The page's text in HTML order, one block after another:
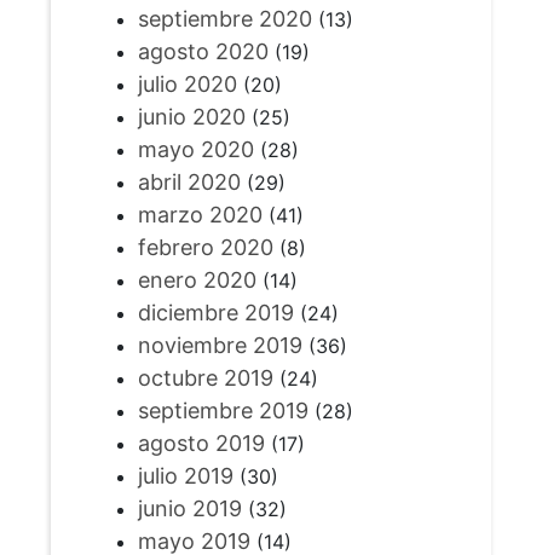
septiembre 2020(13)
agosto 2020(19)
julio 2020(20)
junio 2020(25)
mayo 2020(28)
abril 2020(29)
marzo 2020(41)
febrero 2020(8)
enero 2020(14)
diciembre 2019 (24)
noviembre 2019 (36)
octubre 2019 (24)
septiembre 2019 (28)
agosto 2019 (17)
julio 2019 (30)
junio 2019 (32)
mayo 2019 (14)